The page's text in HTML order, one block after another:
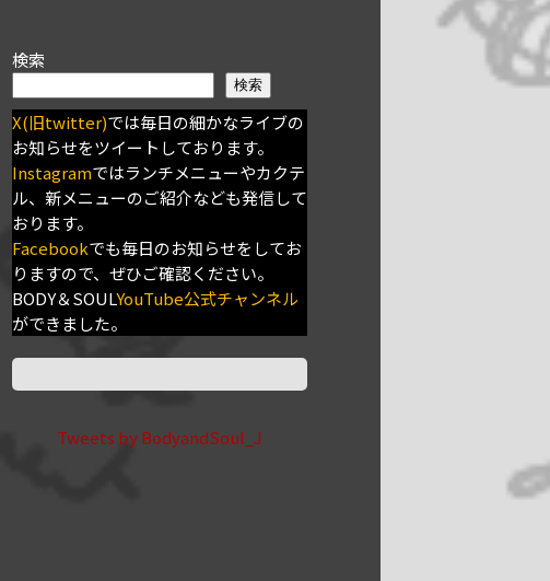
検索
検索
X(旧twitter)では毎日の細かなライブの
お知らせをツイートしております。
Instagramではランチメニューやカクテ
ル、新メニューのご紹介なども発信して
おります。
Facebookでも毎日のお知らせをしてお
りますので、ぜひご確認ください。
BODY＆SOULYouTube公式チャンネル
ができました。
Tweets by BodyandSoul_J